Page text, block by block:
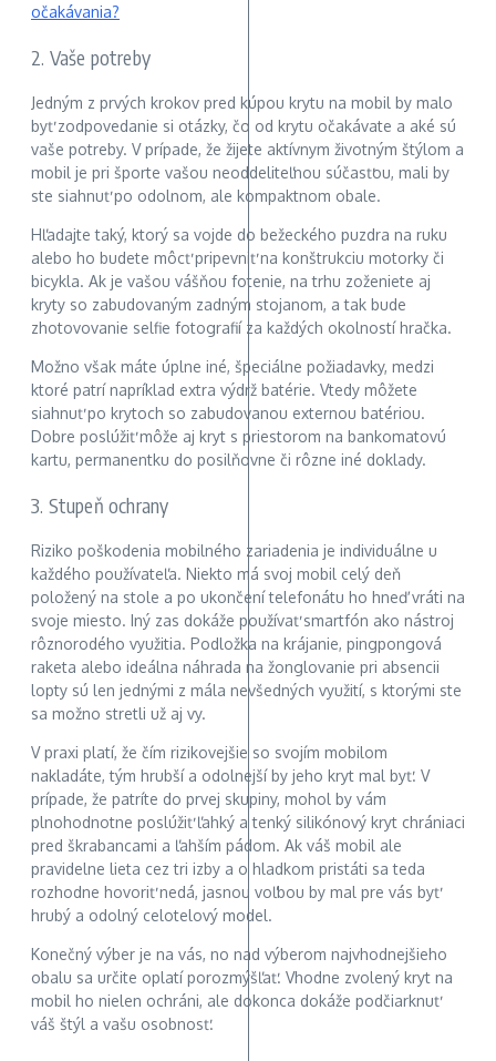
2. Vaše potreby
Jedným z prvých krokov pred kúpou krytu na mobil by malo
byť zodpovedanie si otázky, čo od krytu očakávate a aké sú
vaše potreby. V prípade, že žijete aktívnym životným štýlom a
mobil je pri športe vašou neoddeliteľnou súčasťou, mali by
ste siahnuť po odolnom, ale kompaktnom obale.
Hľadajte taký, ktorý sa vojde do bežeckého puzdra na ruku
alebo ho budete môcť pripevniť na konštrukciu motorky či
bicykla. Ak je vašou vášňou fotenie, na trhu zoženiete aj
kryty so zabudovaným zadným stojanom, a tak bude
zhotovovanie selfie fotografií za každých okolností hračka.
Možno však máte úplne iné, špeciálne požiadavky, medzi
ktoré patrí napríklad extra výdrž batérie. Vtedy môžete
siahnuť po krytoch so zabudovanou externou batériou.
Dobre poslúžiť môže aj kryt s priestorom na bankomatovú
kartu, permanentku do posilňovne či rôzne iné doklady.
3. Stupeň ochrany
Riziko poškodenia mobilného zariadenia je individuálne u
každého používateľa. Niekto má svoj mobil celý deň
položený na stole a po ukončení telefonátu ho hneď vráti na
svoje miesto. Iný zas dokáže používať smartfón ako nástroj
rôznorodého využitia. Podložka na krájanie, pingpongová
raketa alebo ideálna náhrada na žonglovanie pri absencii
lopty sú len jednými z mála nevšedných využití, s ktorými ste
sa možno stretli už aj vy.
V praxi platí, že čím rizikovejšie so svojím mobilom
nakladáte, tým hrubší a odolnejší by jeho kryt mal byť. V
prípade, že patríte do prvej skupiny, mohol by vám
plnohodnotne poslúžiť ľahký a tenký silikónový kryt chrániaci
pred škrabancami a ľahším pádom. Ak váš mobil ale
pravidelne lieta cez tri izby a o hladkom pristáti sa teda
rozhodne hovoriť nedá, jasnou voľbou by mal pre vás byť
hrubý a odolný celotelový model.
Konečný výber je na vás, no nad výberom najvhodnejšieho
obalu sa určite oplatí porozmýšľať. Vhodne zvolený kryt na
mobil ho nielen ochráni, ale dokonca dokáže podčiarknuť
váš štýl a vašu osobnosť.